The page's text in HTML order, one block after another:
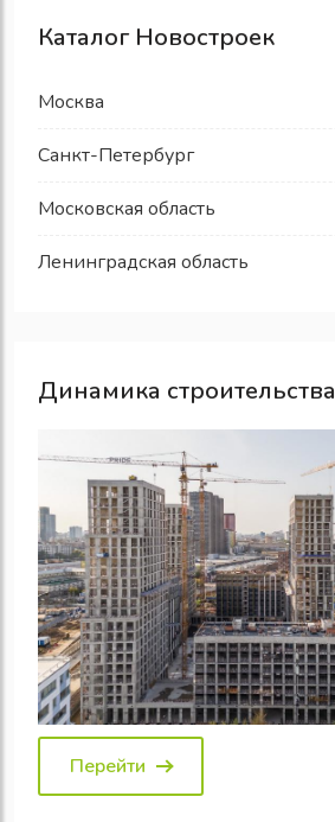
Каталог Новостроек
Москва
Санкт-Петербург
Московская область
Ленинградская область
Динамика строительства
Перейти